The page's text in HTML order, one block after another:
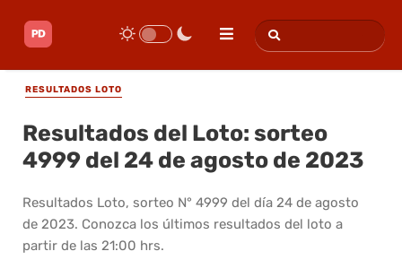
RESULTADOS LOTO
Resultados del Loto: sorteo
4999 del 24 de agosto de 2023
Resultados Loto, sorteo N° 4999 del día 24 de agosto
de 2023. Conozca los últimos resultados del loto a
partir de las 21:00 hrs.